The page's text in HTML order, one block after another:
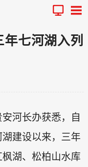
七河湖入列
河长办获悉，自
建设以来，三年
湖、松柏山水库